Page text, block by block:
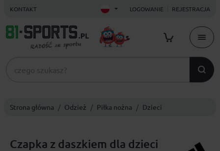
KONTAKT LOGOWANIE REJESTRACJA
Strona główna Odzież Piłka nożna Dzieci
Czapka z daszkiem dla dzieci